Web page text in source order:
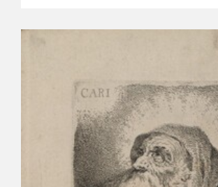
PUBLICACIONES